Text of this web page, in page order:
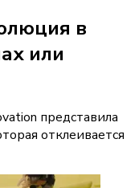
в
или
представила
отклеивается